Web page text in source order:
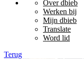
Over dbieb
Werken bij
Mijn dbieb
Translate
Word lid
Terug